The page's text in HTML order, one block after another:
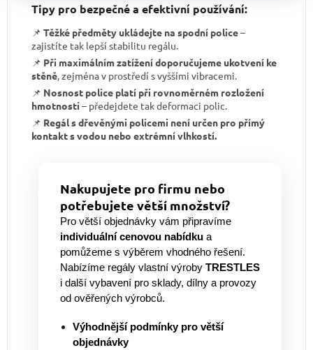
Tipy pro bezpečné a efektivní používání:
📌 Těžké předměty ukládejte na spodní police–
zajistíte tak lepší stabilitu regálu.
📌 Při maximálním zatížení doporučujeme ukotvení ke
stěně, zejména v prostředí s vyššími vibracemi.
📌 Nosnost police platí při rovnoměrném rozložení
hmotnosti – předejdete tak deformaci polic.
📌 Regál s dřevěnými policemi není určen pro přímý
kontakt s vodou nebo extrémní vlhkostí.
Nakupujete pro firmu nebo
potřebujete větší množství?
Pro větší objednávky vám připravíme
individuální cenovou nabídku a
pomůžeme s výběrem vhodného řešení.
Nabízíme regály vlastní výroby TRESTLES
i další vybavení pro sklady, dílny a provozy
od ověřených výrobců.
Výhodnější podmínky pro větší
objednávky